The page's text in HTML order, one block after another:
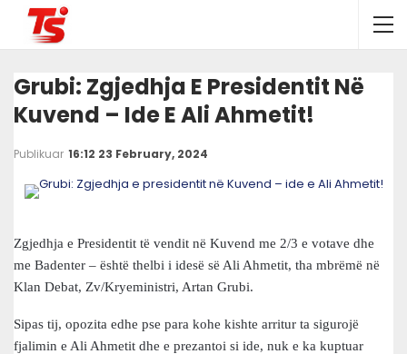
Grubi: Zgjedhja E Presidentit Në
Kuvend – Ide E Ali Ahmetit!
Publikuar 16:12 23 February, 2024
Zgjedhja e Presidentit të vendit në Kuvend me 2/3 e votave dhe
me Badenter – është thelbi i idesë së Ali Ahmetit, tha mbrëmë në
Klan Debat, Zv/Kryeministri, Artan Grubi.
Sipas tij, opozita edhe pse para kohe kishte arritur ta sigurojë
fjalimin e Ali Ahmetit dhe e prezantoi si ide, nuk e ka kuptuar